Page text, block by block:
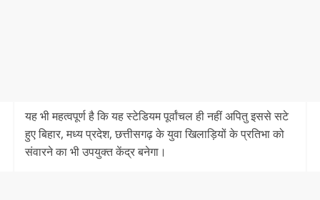
यह भी महत्वपूर्ण है कि यह स्टेडियम पूर्वांचल ही नहीं अपितु इससे सटे
हुए बिहार, मध्य प्रदेश, छत्तीसगढ़ के युवा खिलाड़ियों के प्रतिभा को
संवारने का भी उपयुक्त केंद्र बनेगा।